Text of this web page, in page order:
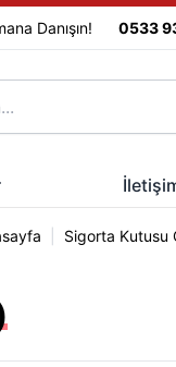
Danışın! 0533
Sigorta Kutusu